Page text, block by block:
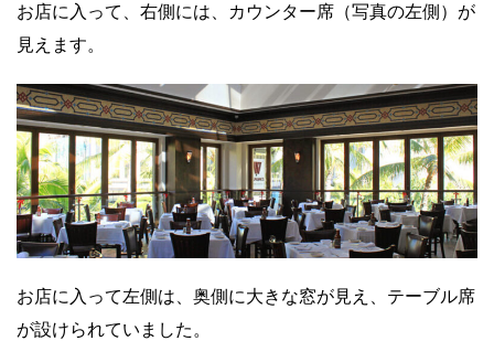
お店に入って、右側には、カウンター席（写真の左側）が
見えます。
お店に入って左側は、奥側に大きな窓が見え、テーブル席
が設けられていました。